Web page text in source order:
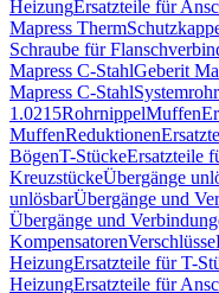
HeizungErsatzteile für
Mapress Therm
Schraube für
Mapress C-StahlGeberit
Mapress C-Stahl
1.0215RohrnippelMuffen
MuffenReduktionen
BögenT-StückeErsatzteile
KreuzstückeÜbergänge
unlösbarÜbergänge und
Übergänge und
KompensatorenVerschlüsse
HeizungErsatzteile für T-
HeizungErsatzteile für